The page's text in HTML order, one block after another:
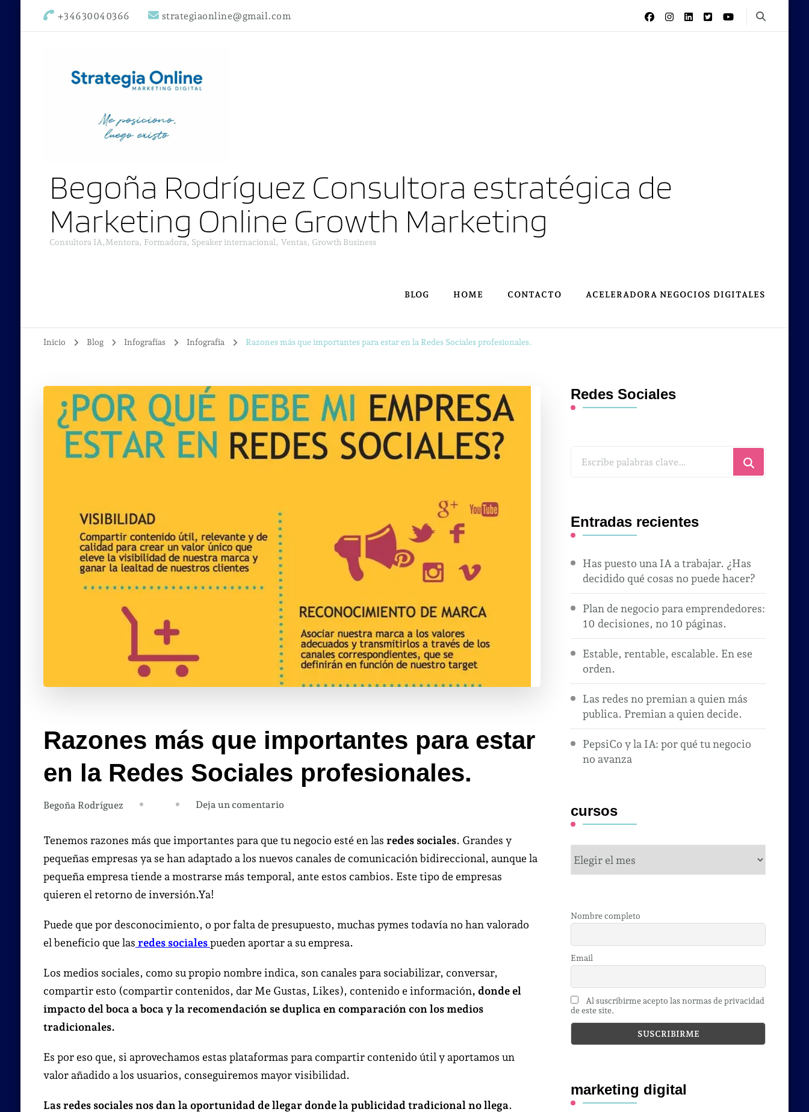
+34630040366 strategiaonline@gmail.com
Begoña Rodríguez Consultora estratégica de
Marketing Online Growth Marketing
Consultora IA,Mentora, Formadora, Speaker internacional, Ventas, Growth Business
BLOG HOME CONTACTO ACELERADORA NEGOCIOS DIGITALES
Inicio Blog Infografías Infografia Razones más que importantes para estar en la Redes Sociales profesionales.
Razones más que importantes para estar
en la Redes Sociales profesionales.
Begoña Rodríguez Deja un comentarioen
más
importantes
para
Redes
profesionales.
Tenemos razones más que importantes para que tu negocio esté en las redes sociales. Grandes y
pequeñas empresas ya se han adaptado a los nuevos canales de comunicación bidireccional, aunque la
pequeña empresa tiende a mostrarse más temporal, ante estos cambios. Este tipo de empresas
quieren el retorno de inversión.Ya!
Puede que por desconocimiento, o por falta de presupuesto, muchas pymes todavía no han valorado
el beneficio que las redes socialespueden aportar a su empresa.
Los medios sociales, como su propio nombre indica, son canales para sociabilizar, conversar,
compartir esto (compartir contenidos, dar Me Gustas, Likes), contenido e información, donde el
impacto del boca a boca y la recomendación se duplica en comparación con los medios
tradicionales.
Es por eso que, si aprovechamos estas plataformas para compartir contenido útil y aportamos un
valor añadido a los usuarios, conseguiremos mayor visibilidad.
Las redes sociales nos dan la oportunidad de llegar donde la publicidad tradicional no llega.
Redes Sociales
¿Buscas
Entradas recientes
Has puesto una IA a trabajar. ¿Has
decidido qué cosas no puede hacer?
Plan de negocio para emprendedores:
10 decisiones, no 10 páginas.
Estable, rentable, escalable. En ese
orden.
Las redes no premian a quien más
publica. Premian a quien decide.
PepsiCo y la IA: por qué tu negocio
no avanza
cursos
cursos
Nombre completo
Email
Al suscribirme acepto las normas de privacidad
de este site.
marketing digital